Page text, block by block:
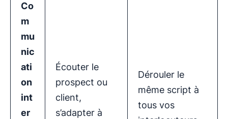
Co
m
mu
nic
ati
on
int
er
Écouter le
prospect ou
client,
s’adapter à
Dérouler le
même script à
tous vos